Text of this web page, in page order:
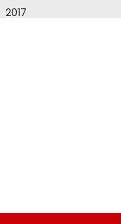
2017
2009